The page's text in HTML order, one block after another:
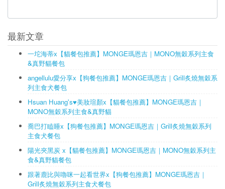
最新文章
一坨海蒂x【貓餐包推薦】MONGE瑪恩吉｜MONO無穀系列主食
&真野貓餐包
angellulu愛分享x【狗餐包推薦】MONGE瑪恩吉｜Grill炙燒無穀系
列主食犬餐包
Hsuan Huang's♥美妝瑄顏x【貓餐包推薦】MONGE瑪恩吉｜
MONO無穀系列主食&真野貓
喬巴打瞌睡x【狗餐包推薦】MONGE瑪恩吉｜Grill炙燒無穀系列
主食犬餐包
陽光夾黑炭 x【貓餐包推薦】MONGE瑪恩吉｜MONO無穀系列主
食&真野貓餐包
跟著鹿比與嚕咪一起看世界x【狗餐包推薦】MONGE瑪恩吉｜
Grill炙燒無穀系列主食犬餐包